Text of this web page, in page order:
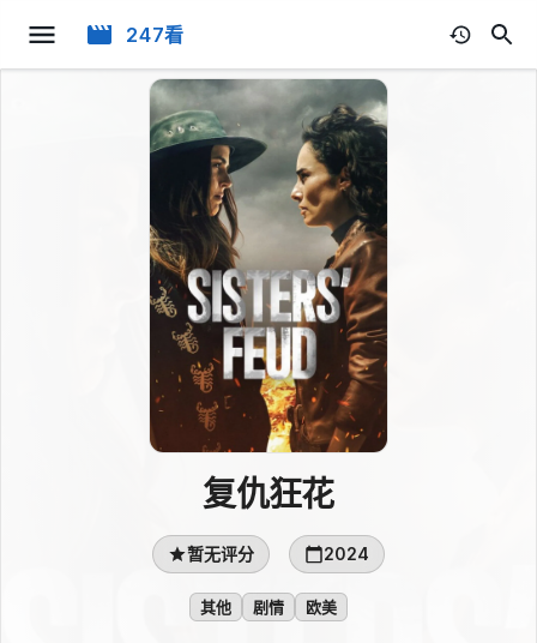
247看
复仇狂花
暂无评分 2024
其他 剧情 欧美